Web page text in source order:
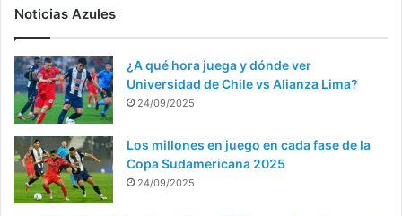
Noticias Azules
¿A qué hora juega y dónde ver
Universidad de Chile vs Alianza Lima?
24/09/2025
Los millones en juego en cada fase de la
Copa Sudamericana 2025
24/09/2025